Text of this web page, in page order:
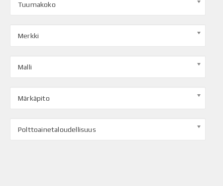
Tuumakoko
Merkki
Malli
Märkäpito
Polttoainetaloudellisuus